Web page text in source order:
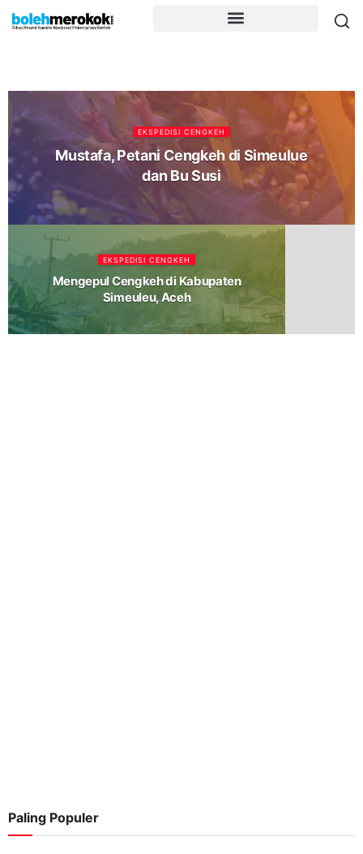
EKSPEDISI CENGKEH
Mustafa, Petani Cengkeh di Simeulue
dan Bu Susi
EKSPEDISI CENGKEH
Mengepul Cengkeh di Kabupaten
Simeuleu, Aceh
Paling Populer